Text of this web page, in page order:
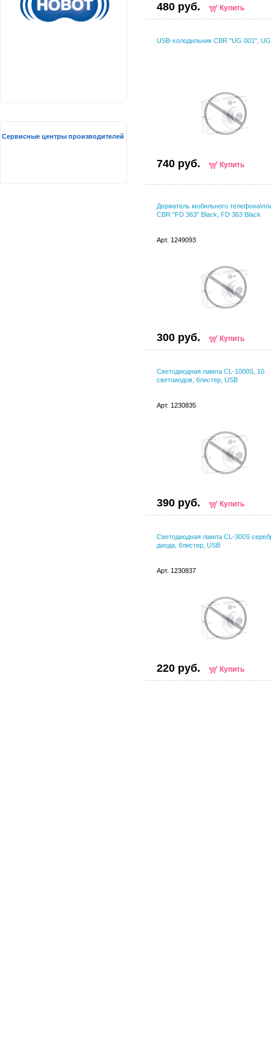
480 руб. Купить
USB-холодильник CBR "UG 001",
740 руб. Купить
Держатель мобильного
CBR "FD 363" Black, FD 363 Black
Арт. 1249093
300 руб. Купить
Светодиодная лампа CL-1000S, 10
светоиодов, блистер, USB
Арт. 1230835
390 руб. Купить
Светодиодная лампа CL-300S
диода, блистер, USB
Арт. 1230837
220 руб. Купить
Сервисные центры производителей